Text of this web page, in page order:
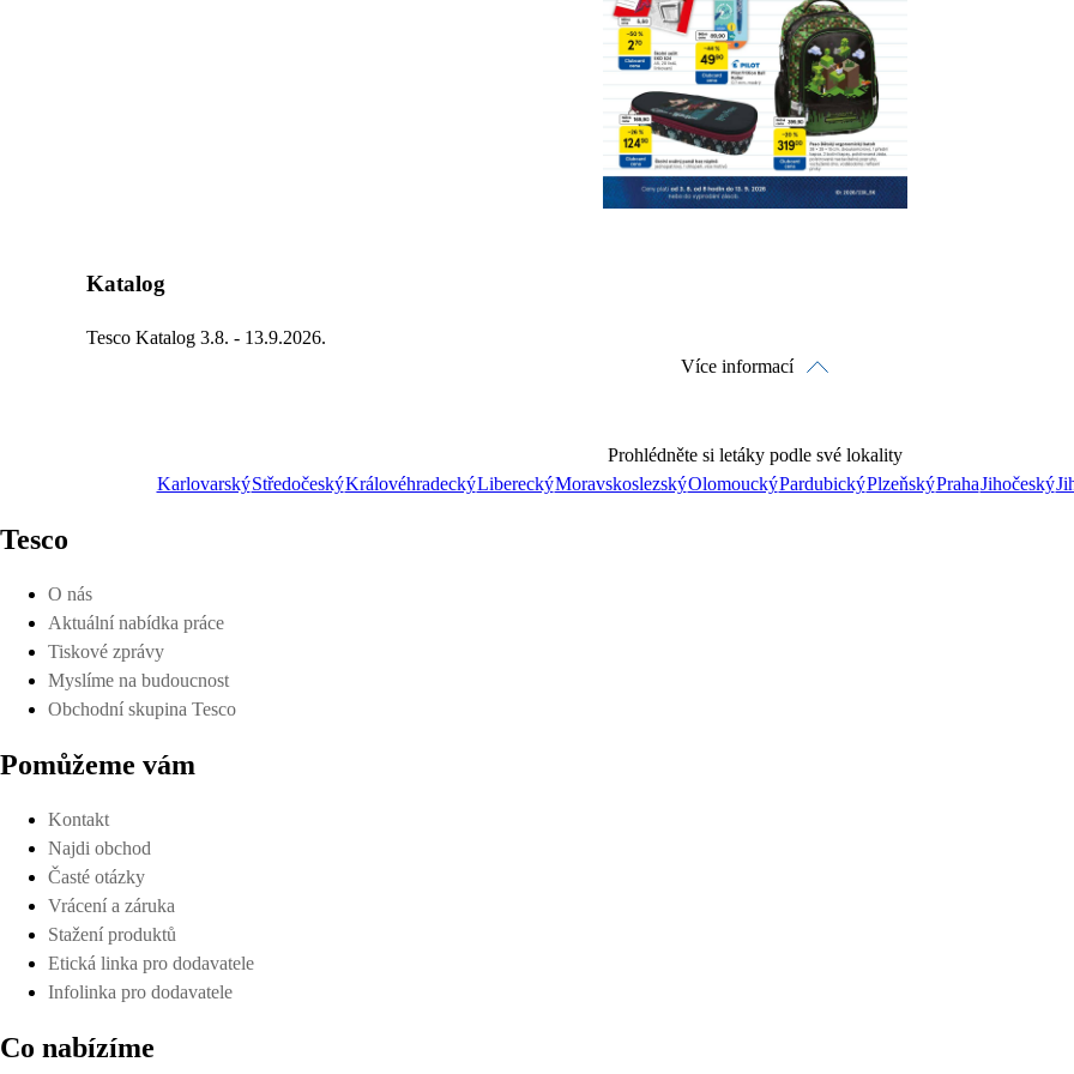
Detaily o platnosti
Katalog
Tesco Katalog 3.8. - 13.9.2026.
Více informací
Prohlédněte si letáky podle své lokality
KarlovarskýStředočeskýKrálovéhradeckýLibereckýMoravskoslezskýOlomouckýPardubickýPlzeňskýPrahaJihočeský
Tesco
O nás
Aktuální nabídka práce
Tiskové zprávy
Myslíme na budoucnost
Obchodní skupina Tesco
Pomůžeme vám
Kontakt
Najdi obchod
Časté otázky
Vrácení a záruka
Stažení produktů
Etická linka pro dodavatele
Infolinka pro dodavatele
Co nabízíme